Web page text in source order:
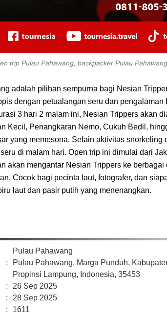
trip Pulau Pahawang, backpacker Pulau Pahawang
adalah pilihan sempurna bagi Nesian
dengan petualangan seru dan pengalaman
3 hari 2 malam ini, Nesian Trippers akan
Kecil, Penangkaran Nemo, Cukuh Bedil,
yang memesona. Selain aktivitas snorkeling
di malam hari. Open trip ini dimulai dari
akan mengantar Nesian Trippers ke berbagai
Cocok bagi pecinta laut, fotografer, dan
laut dan pasir putih yang menenangkan.
:
Pulau Pahawang
Pulau Pahawang, Marga Punduh,
Propinsi Lampung, Indonesia, 35453
:
26 Sep 2025
:
28 Sep 2025
:
1611